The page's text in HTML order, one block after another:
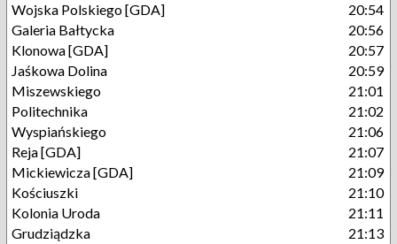
Wojska Polskiego [GDA]
20:54
Galeria Bałtycka
20:56
Klonowa [GDA]
20:57
Jaśkowa Dolina
20:59
Miszewskiego
21:01
Politechnika
21:02
Wyspiańskiego
21:06
Reja [GDA]
21:07
Mickiewicza [GDA]
21:09
Kościuszki
21:10
Kolonia Uroda
21:11
Grudziądzka
21:13